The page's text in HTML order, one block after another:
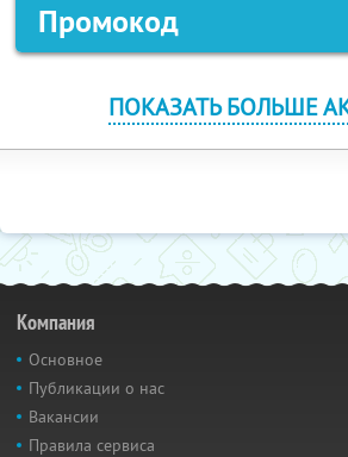
Промокод
ПОКАЗАТЬ БОЛЬШЕ
Компания
Основное
Публикации о нас
Вакансии
Правила сервиса